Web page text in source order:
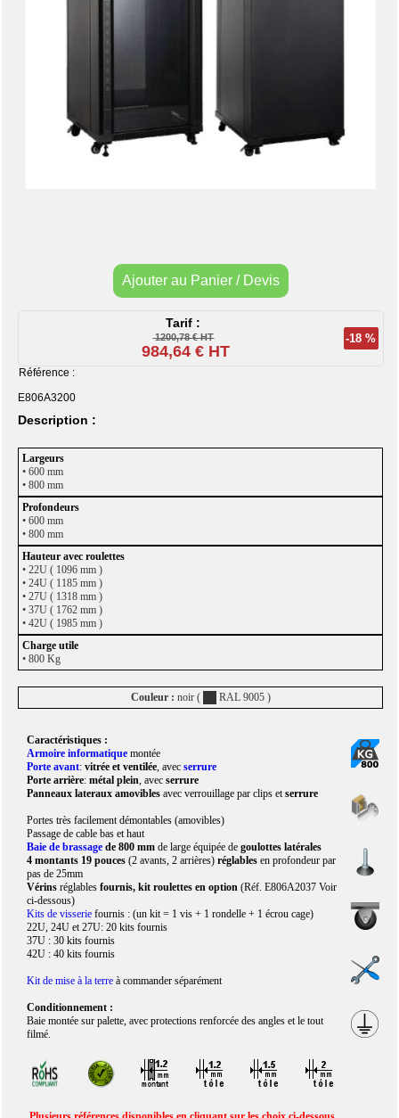
Ajouter au Panier / Devis
Tarif :
1200,78 € HT
984,64 € HT
-18 %
Référence :
E806A3200
Description :
• 600 mm
• 800 mm
•600 mm
• 800 mm
• 22U ( 1096 mm )
• 24U ( 1185 mm )
• 27U ( 1318 mm )
• 37U ( 1762 mm )
• 42U ( 1985 mm )
• 800 Kg
Couleur : noir ( RAL 9005 )
Caractéristiques :
Armoire informatique montée
Porte avant: vitrée et ventilée, avecserrure
Porte arrière:métal plein, avecserrure
Panneaux lateraux amoviblesavec verrouillage par clips etserrure
Portes très facilement démontables (amovibles)
Passage de cable bas et haut
Baie de brassage de 800 mm de large équipée degoulottes latérales
4 montants 19 pouces(2 avants, 2 arrières) réglablesen profondeur par
pas de 25mm
Vérins réglablesfournis, kit roulettes en option(Réf. E806A2037 Voir
ci-dessous)
Kits de visserie fournis : (un kit = 1 vis + 1 rondelle + 1 écrou cage)
22U, 24U et 27U: 20 kits fournis
37U : 30 kits fournis
42U : 40 kits fournis
Kit de mise à la terre à commander séparément
Conditionnement :
Baie montée sur palette, avec protections renforcée des angles et le tout
filmé.